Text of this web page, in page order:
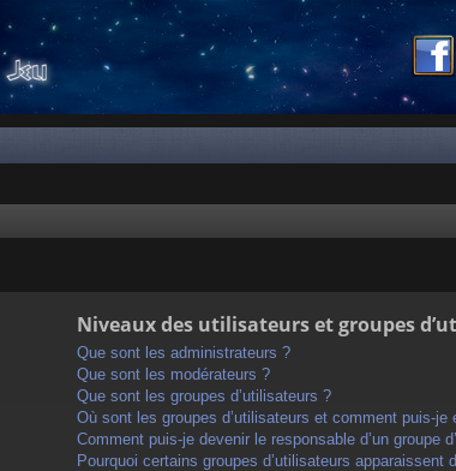
Niveaux des utilisateurs et groupes
Que sont les administrateurs ?
Que sont les modérateurs ?
Que sont les groupes d’utilisateurs ?
Où sont les groupes d’utilisateurs et comment puis-je
Comment puis-je devenir le responsable d’un groupe
Pourquoi certains groupes d’utilisateurs apparaissent